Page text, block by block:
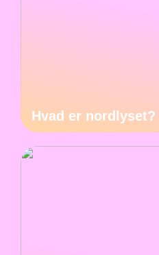
Hvad er nordlyset?